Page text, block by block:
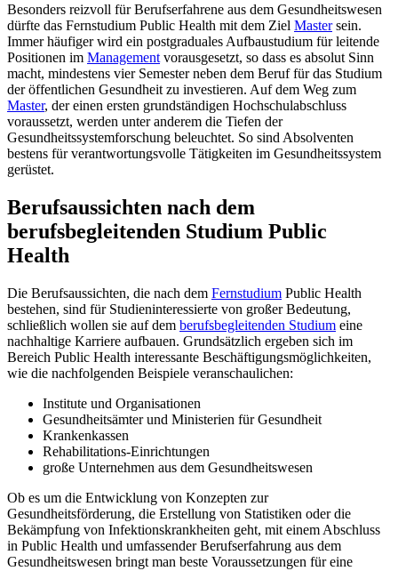
Besonders reizvoll für Berufserfahrene aus dem Gesundheitswesen
dürfte das Fernstudium Public Health mit dem Ziel Mastersein.
Immer häufiger wird ein postgraduales Aufbaustudium für leitende
Positionen im Management vorausgesetzt, so dass es absolut Sinn
macht, mindestens vier Semester neben dem Beruf für das Studium
der öffentlichen Gesundheit zu investieren. Auf dem Weg zum
Master, der einen ersten grundständigen Hochschulabschluss
voraussetzt, werden unter anderem die Tiefen der
Gesundheitssystemforschung beleuchtet. So sind Absolventen
bestens für verantwortungsvolle Tätigkeiten im Gesundheitssystem
gerüstet.
Berufsaussichten nach dem
berufsbegleitenden Studium Public
Health
Die Berufsaussichten, die nach dem Fernstudium Public Health
bestehen, sind für Studieninteressierte von großer Bedeutung,
schließlich wollen sie auf dem berufsbegleitenden Studium eine
nachhaltige Karriere aufbauen. Grundsätzlich ergeben sich im
Bereich Public Health interessante Beschäftigungsmöglichkeiten,
wie die nachfolgenden Beispiele veranschaulichen:
Institute und Organisationen
Gesundheitsämter und Ministerien für Gesundheit
Krankenkassen
Rehabilitations-Einrichtungen
große Unternehmen aus dem Gesundheitswesen
Ob es um die Entwicklung von Konzepten zur
Gesundheitsförderung, die Erstellung von Statistiken oder die
Bekämpfung von Infektionskrankheiten geht, mit einem Abschluss
in Public Health und umfassender Berufserfahrung aus dem
Gesundheitswesen bringt man beste Voraussetzungen für eine